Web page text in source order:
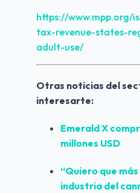
https://www.mpp.org/
tax-revenue-states-
adult-use/
Otras noticias del
interesarte:
Emerald X
millones USD
“Quiero que
industria del